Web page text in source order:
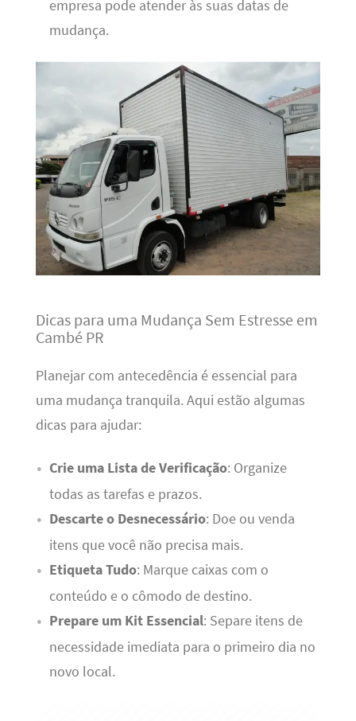
empresa pode atender às suas datas de
mudança.
Dicas para uma Mudança Sem Estresse em
Cambé PR
Planejar com antecedência é essencial para
uma mudança tranquila. Aqui estão algumas
dicas para ajudar:
Crie uma Lista de Verificação: Organize
todas as tarefas e prazos.
Descarte o Desnecessário: Doe ou venda
itens que você não precisa mais.
Etiqueta Tudo: Marque caixas com o
conteúdo e o cômodo de destino.
Prepare um Kit Essencial: Separe itens de
necessidade imediata para o primeiro dia no
novo local.